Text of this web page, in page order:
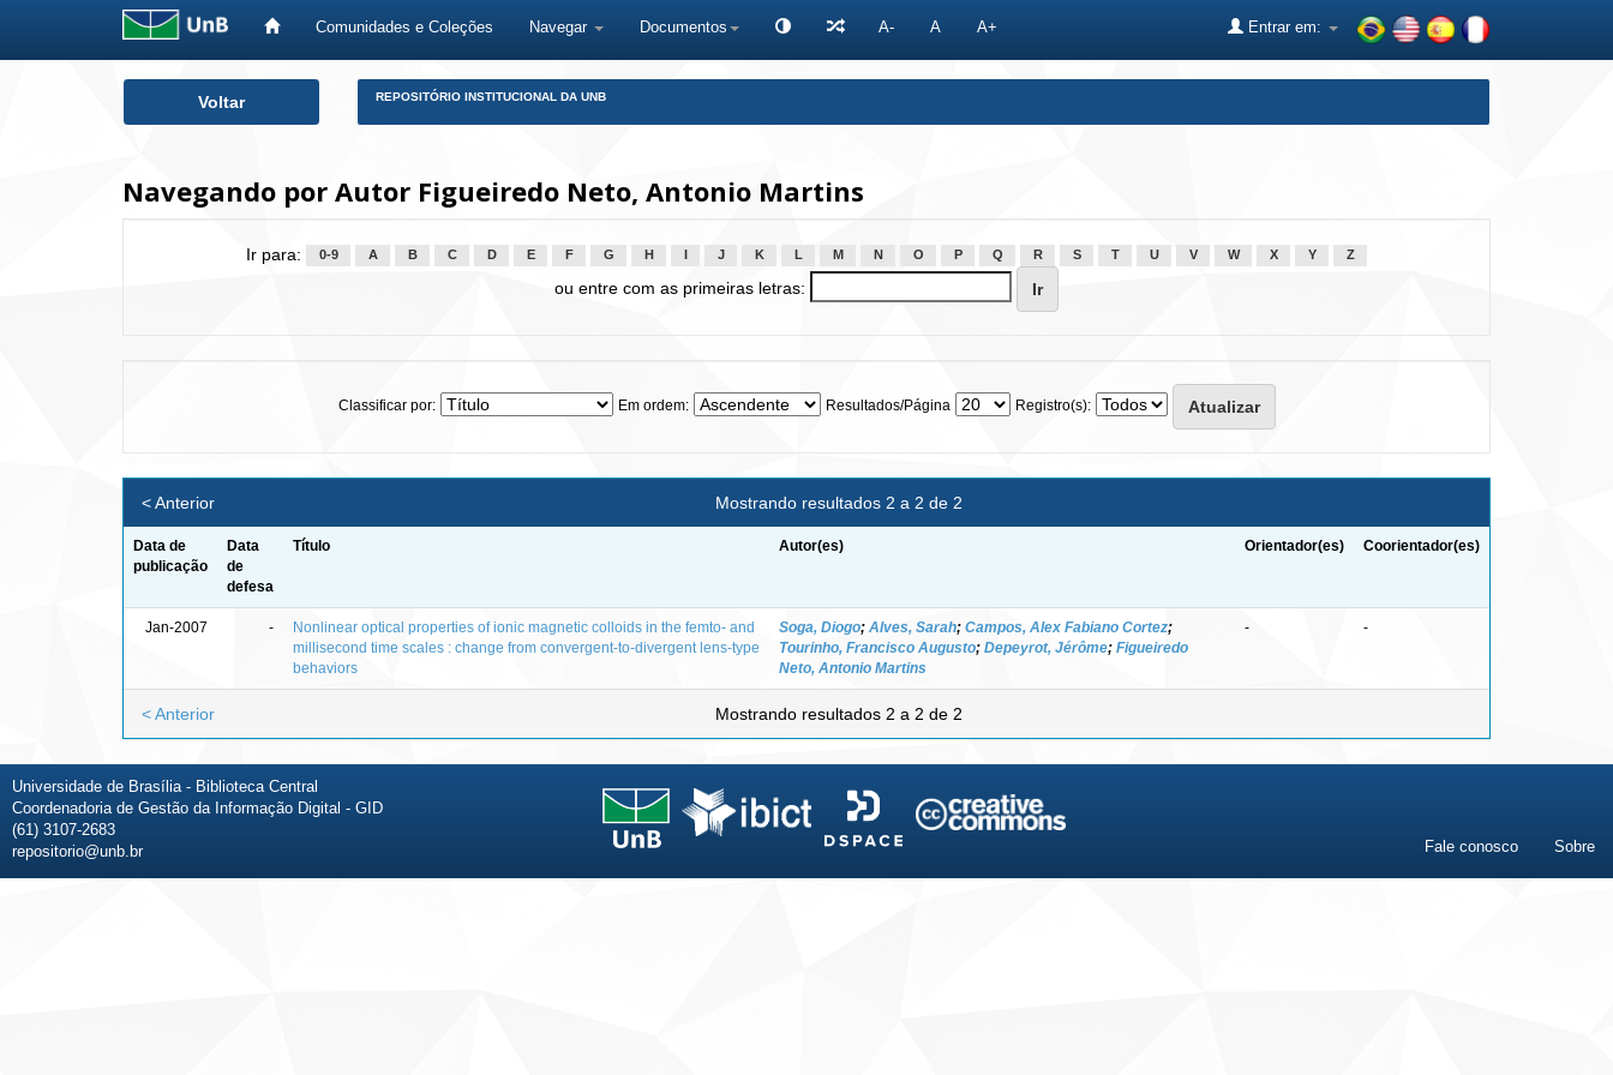
Comunidades e Coleções Navegar Documentos A- A A+ Entrar em:
Voltar REPOSITÓRIO INSTITUCIONAL DA UNB
Navegando por Autor Figueiredo Neto, Antonio Martins
Ir para: 0-9 A B C D E F G H J K L M N O P Q R S T U V W X Y Z
ou entre com as primeiras letras:
Classificar por: Em ordem: Resultados/Página Registro(s):
Mostrando resultados 2 a 2 de 2
< Anterior
Data de
publicação
Data
de
defesa
Título Autor(es) Orientador(es) Coorientador(es)
Jan-2007 -
Nonlinear optical properties of ionic magnetic colloids in the femto- and
millisecond time scales : change from convergent-to-divergent lens-type
behaviors
Soga, Diogo; Alves, Sarah; Campos, Alex Fabiano Cortez;
Tourinho, Francisco Augusto; Depeyrot, Jérôme; Figueiredo
Neto, Antonio Martins
- -
Mostrando resultados 2 a 2 de 2
< Anterior
Universidade de Brasília - Biblioteca Central
Coordenadoria de Gestão da Informação Digital - GID
(61) 3107-2683
repositorio@unb.br
Fale conosco Sobre